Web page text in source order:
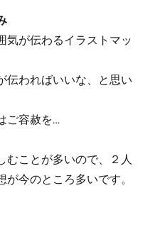
気が伝わるイラストマッ
伝わればいいな、と思い
ご容赦を…
むことが多いので、２人
今のところ多いです。